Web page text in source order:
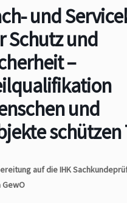
und
Schutz und
–
und
schützen
auf die IHK
GewO